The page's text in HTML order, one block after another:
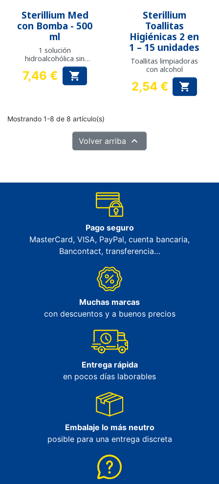
Sterillium Med
con Bomba - 500
ml
1 solución
hidroalcohólica sin
perfume con bomba
Precio
7,46 € 
Sterillium
Toallitas
Higiénicas 2 en
1 – 15 unidades
Toallitas limpiadoras
con alcohol
Precio
2,54 € 
Mostrando 1-8 de 8 artículo(s)
Volver arriba 
Pago seguro
MasterCard, VISA, PayPal, cuenta bancaria,
Bancontact, transferencia…
Muchas marcas
con descuentos y a buenos precios
Entrega rápida
en pocos días laborables
Embalaje lo más neutro
posible para una entrega discreta